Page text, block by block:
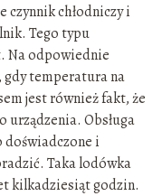
chłodniczy i
Tego typu
Na odpowiednie
gdy temperatura na
jest również fakt, że
urządzenia. Obsługa
doświadczone i
Taka lodówka
kilkadziesiąt godzin.